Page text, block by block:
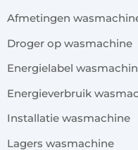
Afmetingen
Droger op wasmachine
Energielabel
Energieverbruik
Installatie wasmachine
Lagers wasmachine